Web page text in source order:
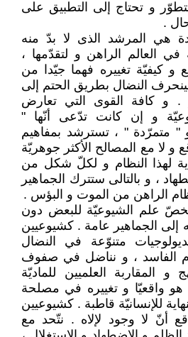
و تحتاج إلى التطبيق على
.
هي المرشد الذى لا بدّ منه
في العالم الراهن و لتقدّمها ،
و كيفيّة تغييره فهما جيّدا من
النضال بطريق الحتم إلى
و كافة القوى التي تعارض
و إن كانت تدّعى أنّها "
" متمرّدة " ، تسترشد بمفاهيم
لا مع المصالح الأكثر جوهريّة
لهذا النظام و لكلّ شكل من
، و بالتالى ستترك الجماهير
الراهن من الموت و البؤس .
علم الشيوعيّة للبعض دون
إلى الجماهير عامة . كشيوعيين
متنوّعة في النضال
الفاسد ، و نناضل في صفوف
المقاربة العلميين للماديّة
هو واقعيّا و تغييره في مصلحة
للإنسانيّة قاطبة . كشيوعيين
أنّ لا وجود لإلاه . نتّحد مع